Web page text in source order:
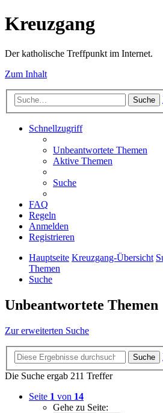
Kreuzgang
Der katholische Treffpunkt im Internet.
Zum Inhalt
Suche
Schnellzugriff
Unbeantwortete Themen
Aktive Themen
Suche
FAQ
Regeln
Anmelden
Registrieren
Hauptseite Kreuzgang-Übersicht
Themen
Suche
Unbeantwortete Themen
Zur erweiterten Suche
Suche
Die Suche ergab 211 Treffer
Seite 1 von 14
Gehe zu Seite: